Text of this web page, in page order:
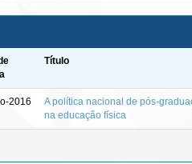
Título
2016
A política nacional de pós-
na educação física